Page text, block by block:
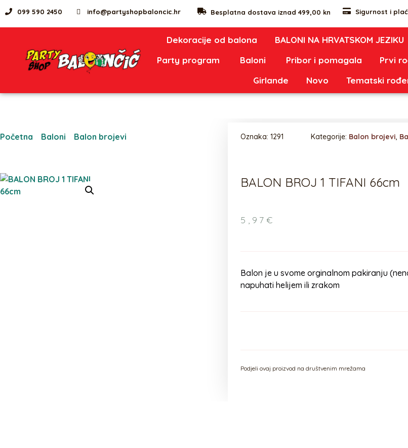
099 590 2450 info@partyshopbaloncic.hr Besplatna dostava iznad 499,00 kn Sigurnost i
Dekoracije od balona BALONI NA HRVATSKOM JEZIKU
Party program
Baloni Pribor i pomagala Prvi
Girlande
Novo Tematski
Početna Baloni Balon brojevi Oznaka: 1291 Kategorije: Balon brojevi,
BALON BROJ 1 TIFANI 66cm
5,97 €
Balon je u svome orginalnom pakiranju
napuhati helijem ili zrakom
Podjeli ovaj proizvod na društvenim mrežama